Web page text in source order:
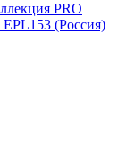
PRO
(Россия)